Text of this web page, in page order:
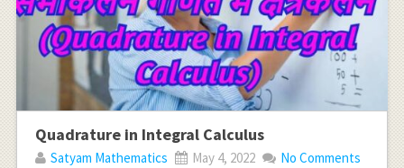
Quadrature in Integral Calculus
Satyam Mathematics May 4, 2022
No Comments